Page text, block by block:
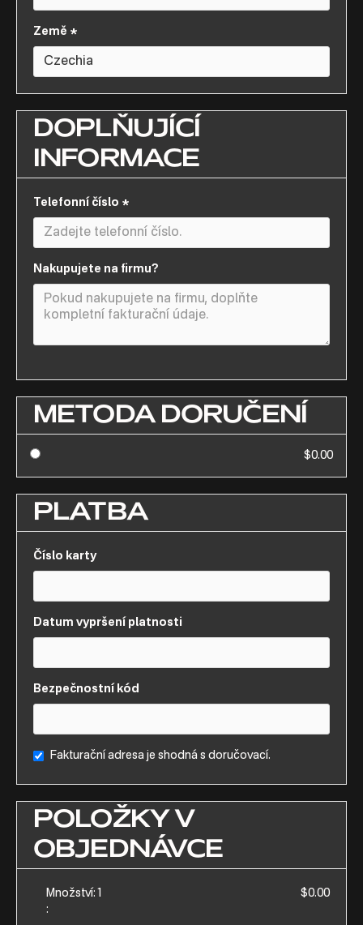
Země *
DOPLŇUJÍCÍ
INFORMACE
Telefonní číslo *
Nakupujete na firmu?
METODA DORUČENÍ
$0.00
PLATBA
Číslo karty
Datum vypršení platnosti
Bezpečnostní kód
Fakturační adresa je shodná s doručovací.
POLOŽKY V
OBJEDNÁVCE
Množství:
:
$0.00